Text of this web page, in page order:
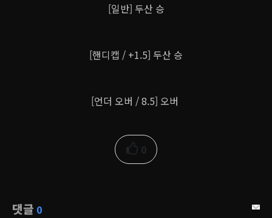
[일반] 두산 승
[핸디캡 / +1.5] 두산 승
[언더 오버 / 8.5] 오버
0
댓글 0